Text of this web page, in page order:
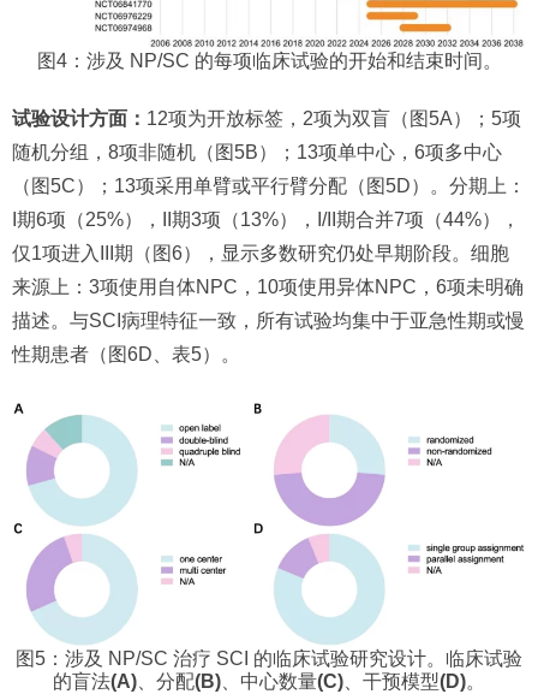
图4：涉及 NP/SC 的每项临床试验的开始和结束时间。
试验设计方面： 12项为开放标签，2项为双盲（图5A）；5项
随机分组，8项非随机（图5B）；13项单中心，6项多中心
（图5C）；13项采用单臂或平行臂分配（图5D）。分期上：
I期6项（25%），II期3项（13%），I/II期合并7项（44%），
仅1项进入III期（图6），显示多数研究仍处早期阶段。细胞
来源上：3项使用自体NPC，10项使用异体NPC，6项未明确
描述。与SCI病理特征一致，所有试验均集中于亚急性期或慢
性期患者（图6D、表5）。
图5：涉及 NP/SC 治疗 SCI 的临床试验研究设计。临床试验
的盲法(A) 、分配(B) 、中心数量(C) 、干预模型(D)。